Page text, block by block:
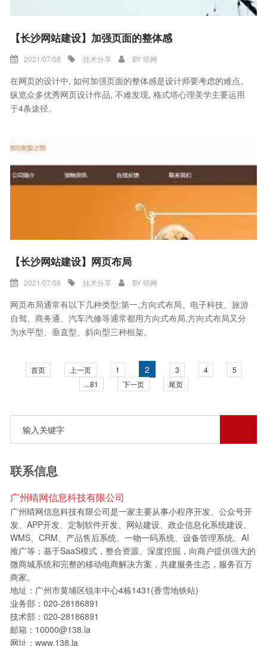
【长沙网站建设】加强页面的整体感
2021/07/08 技术分享 BY晴网
在网页的设计中, 如何加强页面的整体感是设计师要考虑的难点。
纵览众多优秀网页设计作品, 不难发现, 格式塔心理美学主要运用
于4条途径。
【长沙网站建设】网页布局
2021/07/08 技术分享 BY晴网
网页布局通常有以下几种类型:第一,方向式布局。电子科技、旅游
自驾、商务通、汽车汽修等通常都用方向式布局,方向式布局又分
为水平型、垂直型、斜向型三种框架。
首页 上一页 1 2 3 4
5
...81
下一页 尾页
联系信息
广州晴网信息科技有限公司
广州晴网信息科技有限公司是一家主要从事小程序开发、公众号开
发、APP开发、定制软件开发、网站建设、政企信息化系统建设、
WMS、CRM、产品售后系统、一物一码系统、设备管理系统、AI
推广等；基于SaaS模式，整合资源、深度挖掘，向商户提供强大的
微商城系统和完整的移动电商解决方案，共建服务生态，服务百万
商家。
地址：广州市黄埔区锐丰中心4栋1431(香雪地铁站)
业务部：020-28186891
技术部：020-28186891
邮箱：10000@138.la
网址：www.138.la